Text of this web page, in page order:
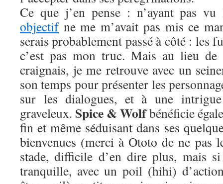
Ce que j’en pense : n’ayant pas
objectifne me m’avait pas mis ce
serais probablement passé à côté : les
c’est pas mon truc. Mais au lieu de
craignais, je me retrouve avec un
son temps pour présenter les
sur les dialogues, et à une
graveleux. Spice & Wolfbénéficie
fin et même séduisant dans ses
bienvenues (merci à Ototo de ne pas
stade, difficile d’en dire plus, mais
tranquille, avec un poil (hihi)